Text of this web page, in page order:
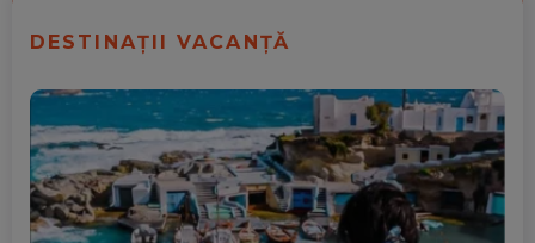
DESTINAȚII VACANȚĂ